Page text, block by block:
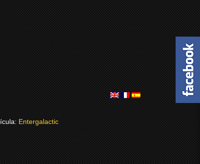
Entergalactic